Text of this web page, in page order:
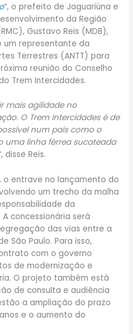
“, o prefeito de Jaguariúna e
da Região
Gustavo Reis (MDB),
um representante da
Terrestres (ANTT) para
reunião do Conselho
Trem Intercidades.
mais agilidade no
O Trem Intercidades é de
num país como o
uma linha férrea sucateada
disse Reis.
entrave no lançamento do
um trecho da malha
da
A concessionária será
das vias entre a
São Paulo. Para isso,
com o governo
de modernização e
O projeto também está
de consulta e audiência
a ampliação do prazo
e o aumento do